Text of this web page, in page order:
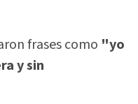
frases como "yo
y sin